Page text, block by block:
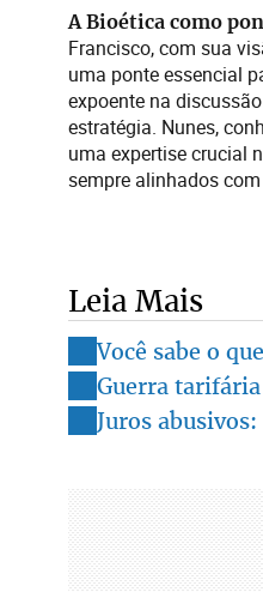
A Bioética como
Francisco, com sua
uma ponte essencial
expoente na
estratégia. Nunes,
uma expertise crucial
sempre alinhados
Leia Mais
Você sabe o
Guerra
Juros